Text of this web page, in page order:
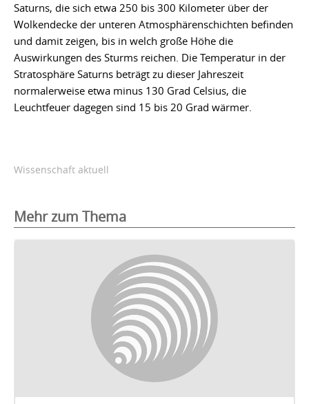
Saturns, die sich etwa 250 bis 300 Kilometer über der
Wolkendecke der unteren Atmosphärenschichten befinden
und damit zeigen, bis in welch große Höhe die
Auswirkungen des Sturms reichen. Die Temperatur in der
Stratosphäre Saturns beträgt zu dieser Jahreszeit
normalerweise etwa minus 130 Grad Celsius, die
Leuchtfeuer dagegen sind 15 bis 20 Grad wärmer.
Wissenschaft aktuell
Mehr zum Thema